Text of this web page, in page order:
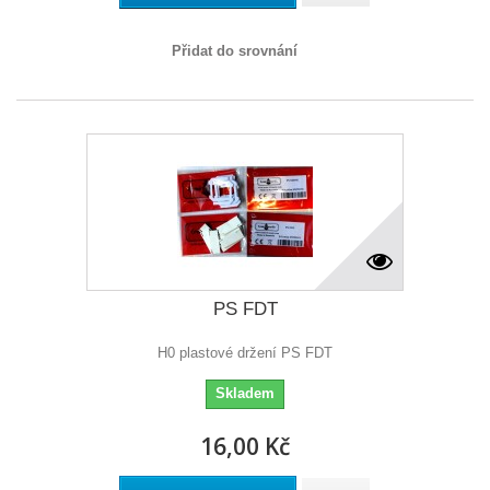
Přidat do srovnání
PS FDT
H0 plastové držení PS FDT
Skladem
16,00 Kč